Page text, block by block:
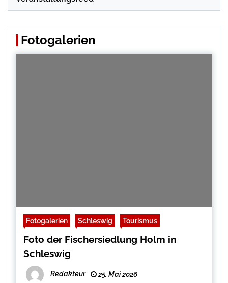
Fotogalerien
Fotogalerien Schleswig Tourismus
Foto der Fischersiedlung Holm in
Schleswig
Redakteur 25. Mai 2026